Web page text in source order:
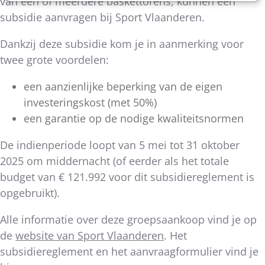
subsidie aanvragen bij Sport Vlaanderen.
Dankzij deze subsidie kom je in aanmerking voor
twee grote voordelen:
een aanzienlijke beperking van de eigen
investeringskost (met 50%)
een garantie op de nodige kwaliteitsnormen
De indienperiode loopt van 5 mei tot 31 oktober
2025 om middernacht (of eerder als het totale
budget van € 121.992 voor dit subsidiereglement is
opgebruikt).
Alle informatie over deze groepsaankoop vind je op
de website van Sport Vlaanderen. Het
subsidiereglement en het aanvraagformulier vind je